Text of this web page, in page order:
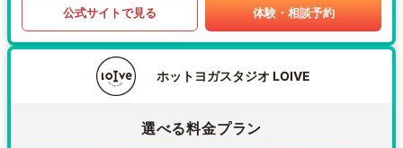
公式サイトで見る 体験・相談予約
ホットヨガスタジオ LOIVE
選べる料金プラン